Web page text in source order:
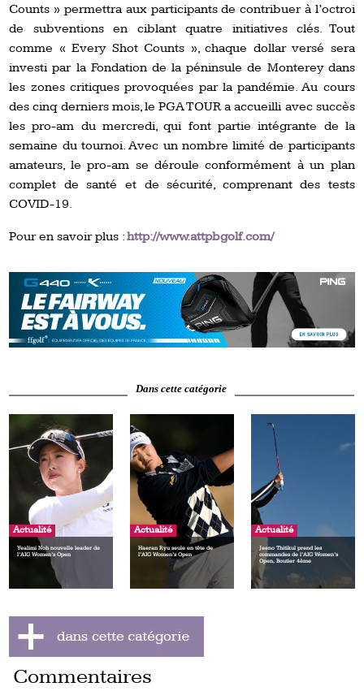
Counts » permettra aux participants de contribuer à l’octroi
de subventions en ciblant quatre initiatives clés. Tout
comme « Every Shot Counts », chaque dollar versé sera
investi par la Fondation de la péninsule de Monterey dans
les zones critiques provoquées par la pandémie. Au cours
des cinq derniers mois, le PGA TOUR a accueilli avec succès
les pro-am du mercredi, qui font partie intégrante de la
semaine du tournoi. Avec un nombre limité de participants
amateurs, le pro-am se déroule conformément à un plan
complet de santé et de sécurité, comprenant des tests
COVID-19.
Pour en savoir plus :http://www.attpbgolf.com/
Dans cette catégorie
Actualité
Yealimi Noh nouvelle leader de
l’AIG Women’s Open
Actualité
Haeran Ryu seule en tête de
l’AIG Women’s Open
Actualité
Jeeno Thitikul prend les
commandes de l’AIG Women’s
Open, Boutier 4ème
Commentaires